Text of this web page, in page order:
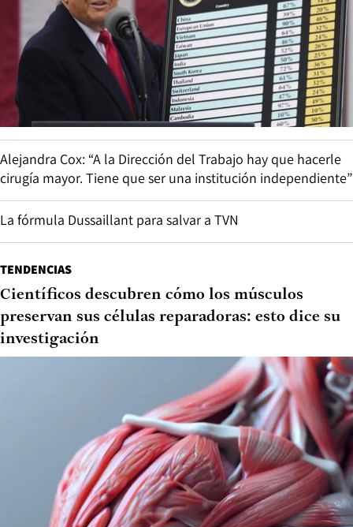
Alejandra Cox: “A la Dirección del Trabajo hay que hacerle
cirugía mayor. Tiene que ser una institución independiente”
La fórmula Dussaillant para salvar a TVN
TENDENCIAS
Científicos descubren cómo los músculos
preservan sus células reparadoras: esto dice su
investigación